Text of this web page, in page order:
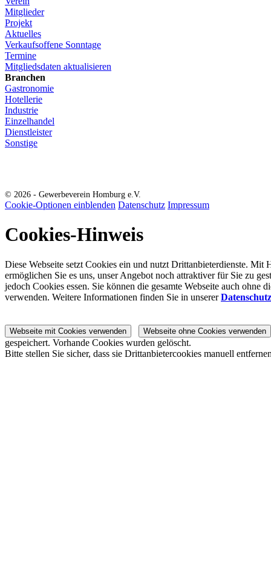
Mitglieder
Projekt
Aktuelles
Verkaufsoffene Sonntage
Termine
Mitgliedsdaten aktualisieren
Branchen
Gastronomie
Hotellerie
Industrie
Einzelhandel
Dienstleister
Sonstige
© 2026 - Gewerbeverein Homburg e.V.
Cookie-Optionen einblenden Datenschutz Impressum
Cookies-Hinweis
Diese Webseite setzt Cookies ein und nutzt Drittanbieterdienste. Mit
ermöglichen Sie es uns, unser Angebot noch attraktiver für Sie zu
jedoch Cookies essen. Sie können die gesamte Webseite auch ohne
verwenden. Weitere Informationen finden Sie in unserer
Webseite mit Cookies verwenden Webseite ohne Cookies verwenden
gespeichert. Vorhande Cookies wurden gelöscht.
Bitte stellen Sie sicher, dass sie Drittanbietercookies manuell